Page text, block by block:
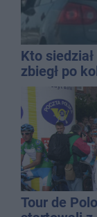
Kto
zbiegł po
Tour de